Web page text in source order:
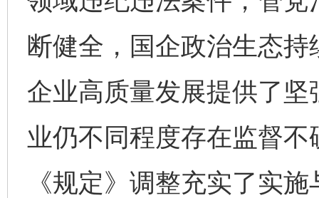
断健全，国企政治生态
企业高质量发展提供了
业仍不同程度存在监督
《规定》调整充实了实